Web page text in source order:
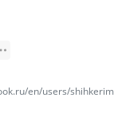
en/users/